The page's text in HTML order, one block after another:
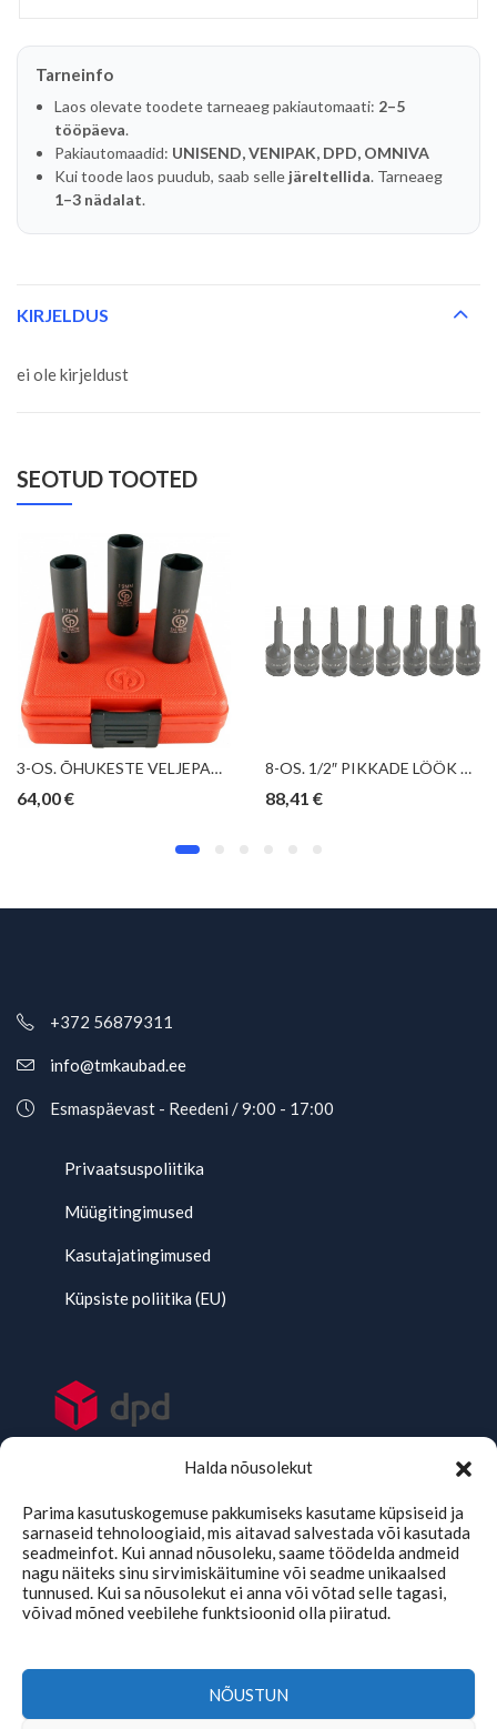
Halda nõusolekut
Parima kasutuskogemuse pakkumiseks kasutame küpsiseid ja
sarnaseid tehnoloogiaid, mis aitavad salvestada või kasutada
seadmeinfot. Kui annad nõusoleku, saame töödelda andmeid
nagu näiteks sinu sirvimiskäitumine või seadme unikaalsed
tunnused. Kui sa nõusolekut ei anna või võtad selle tagasi,
võivad mõned veebilehe funktsioonid olla piiratud.
NÕUSTUN
Tarneinfo
Laos olevate toodete tarneaeg pakiautomaati: 2–5
tööpäeva.
Pakiautomaadid: UNISEND, VENIPAK, DPD, OMNIVA
Kui toode laos puudub, saab selle järeltellida. Tarneaeg
1–3 nädalat.
KIRJELDUS
ei ole kirjeldust
SEOTUD TOOTED
3-OS. ÕHUKESTE VELJEPADRUNITE KOMPLEKT 1/2″ 17.19.21 SS413DTW CHICAGO PNEUMATIC
64,00€
8-OS. 1/2″ PIKKADE LÖÖK RIBEOTSIKUTE KOMPL. M5-M14. FOAM TRIUMF
88,41 €
+372 56879311
info@tmkaubad.ee
Esmaspäevast - Reedeni / 9:00 - 17:00
Privaatsuspoliitika
Müügitingimused
Kasutajatingimused
Küpsiste poliitika (EU)